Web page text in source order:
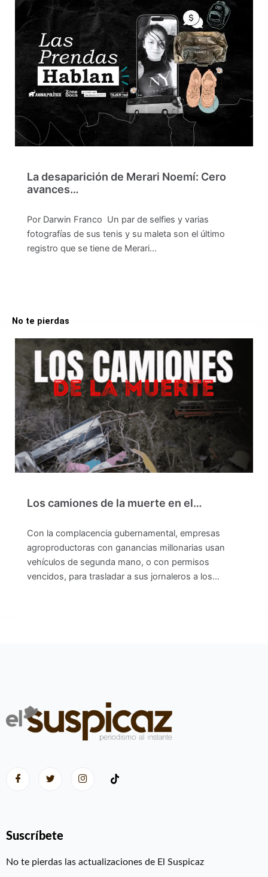
La desaparición de Merari Noemí: Cero
avances…
Por Darwin Franco Un par de selfies y varias
fotografías de sus tenis y su maleta son el último
registro que se tiene de Merari…
No te pierdas
Los camiones de la muerte en el…
Con la complacencia gubernamental, empresas
agroproductoras con ganancias millonarias usan
vehículos de segunda mano, o con permisos
vencidos, para trasladar a sus jornaleros a los…
Suscríbete
No te pierdas las actualizaciones de El Suspicaz